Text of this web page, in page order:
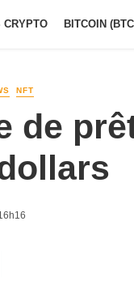
CRYPTO BITCOIN
NFT
de